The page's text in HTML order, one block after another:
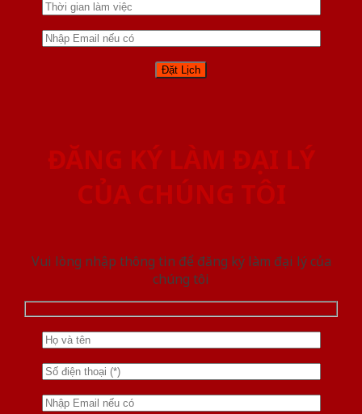
ĐĂNG KÝ LÀM ĐẠI LÝ
CỦA CHÚNG TÔI
Vui lòng nhập thông tin để đăng ký làm đại lý của
chúng tôi